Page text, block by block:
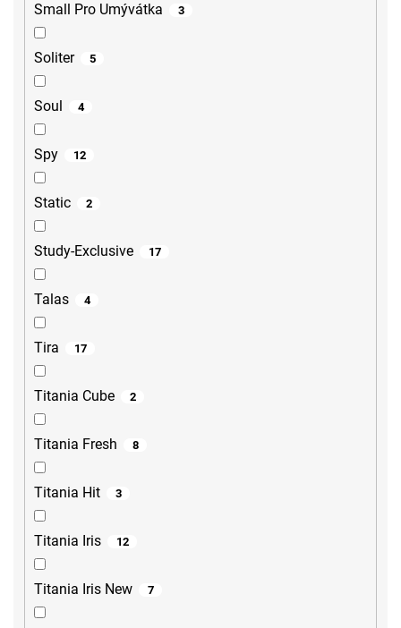
Small Pro Umývátka 3
Soliter 5
Soul 4
Spy 12
Static 2
Study-Exclusive 17
Talas 4
Tira 17
Titania Cube 2
Titania Fresh 8
Titania Hit 3
Titania Iris 12
Titania Iris New 7